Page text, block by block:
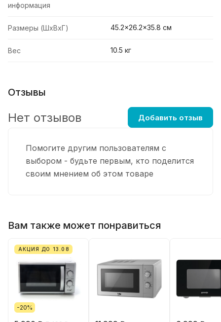
информация
Размеры (ШxВxГ) 45.2x26.2x35.8 cм
Вес 10.5 кг
Отзывы
Помогите другим пользователям с
выбором - будьте первым, кто поделится
своим мнением об этом товаре
Нет отзывов Добавить отзыв
Вам также может понравиться
АКЦИЯ ДО 13.08
-20%